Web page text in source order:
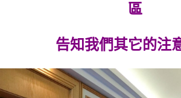
區
告知我們其它的注